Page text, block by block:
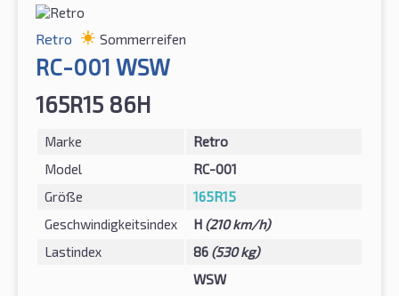
Retro Sommerreifen
RC-001 WSW
165R15 86H
Marke
Retro
Model
RC-001
Größe
165R15
Geschwindigkeitsindex
H (210 km/h)
Lastindex
86 (530 kg)
WSW